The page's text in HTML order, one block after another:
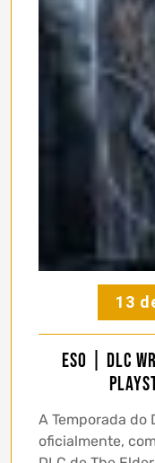
13
ESO | DLC
A Temporada do
oficialmente,